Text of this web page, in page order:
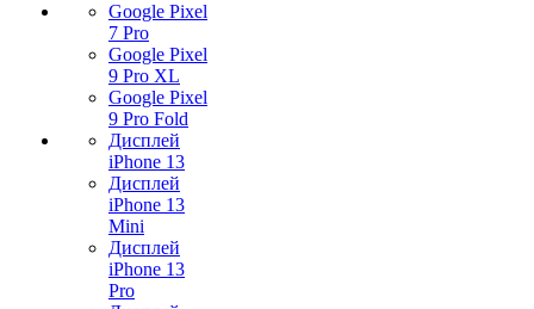
Google Pixel
7 Pro
Google Pixel
9 Pro XL
Google Pixel
9 Pro Fold
Дисплей
iPhone 13
Дисплей
iPhone 13
Mini
Дисплей
iPhone 13
Pro